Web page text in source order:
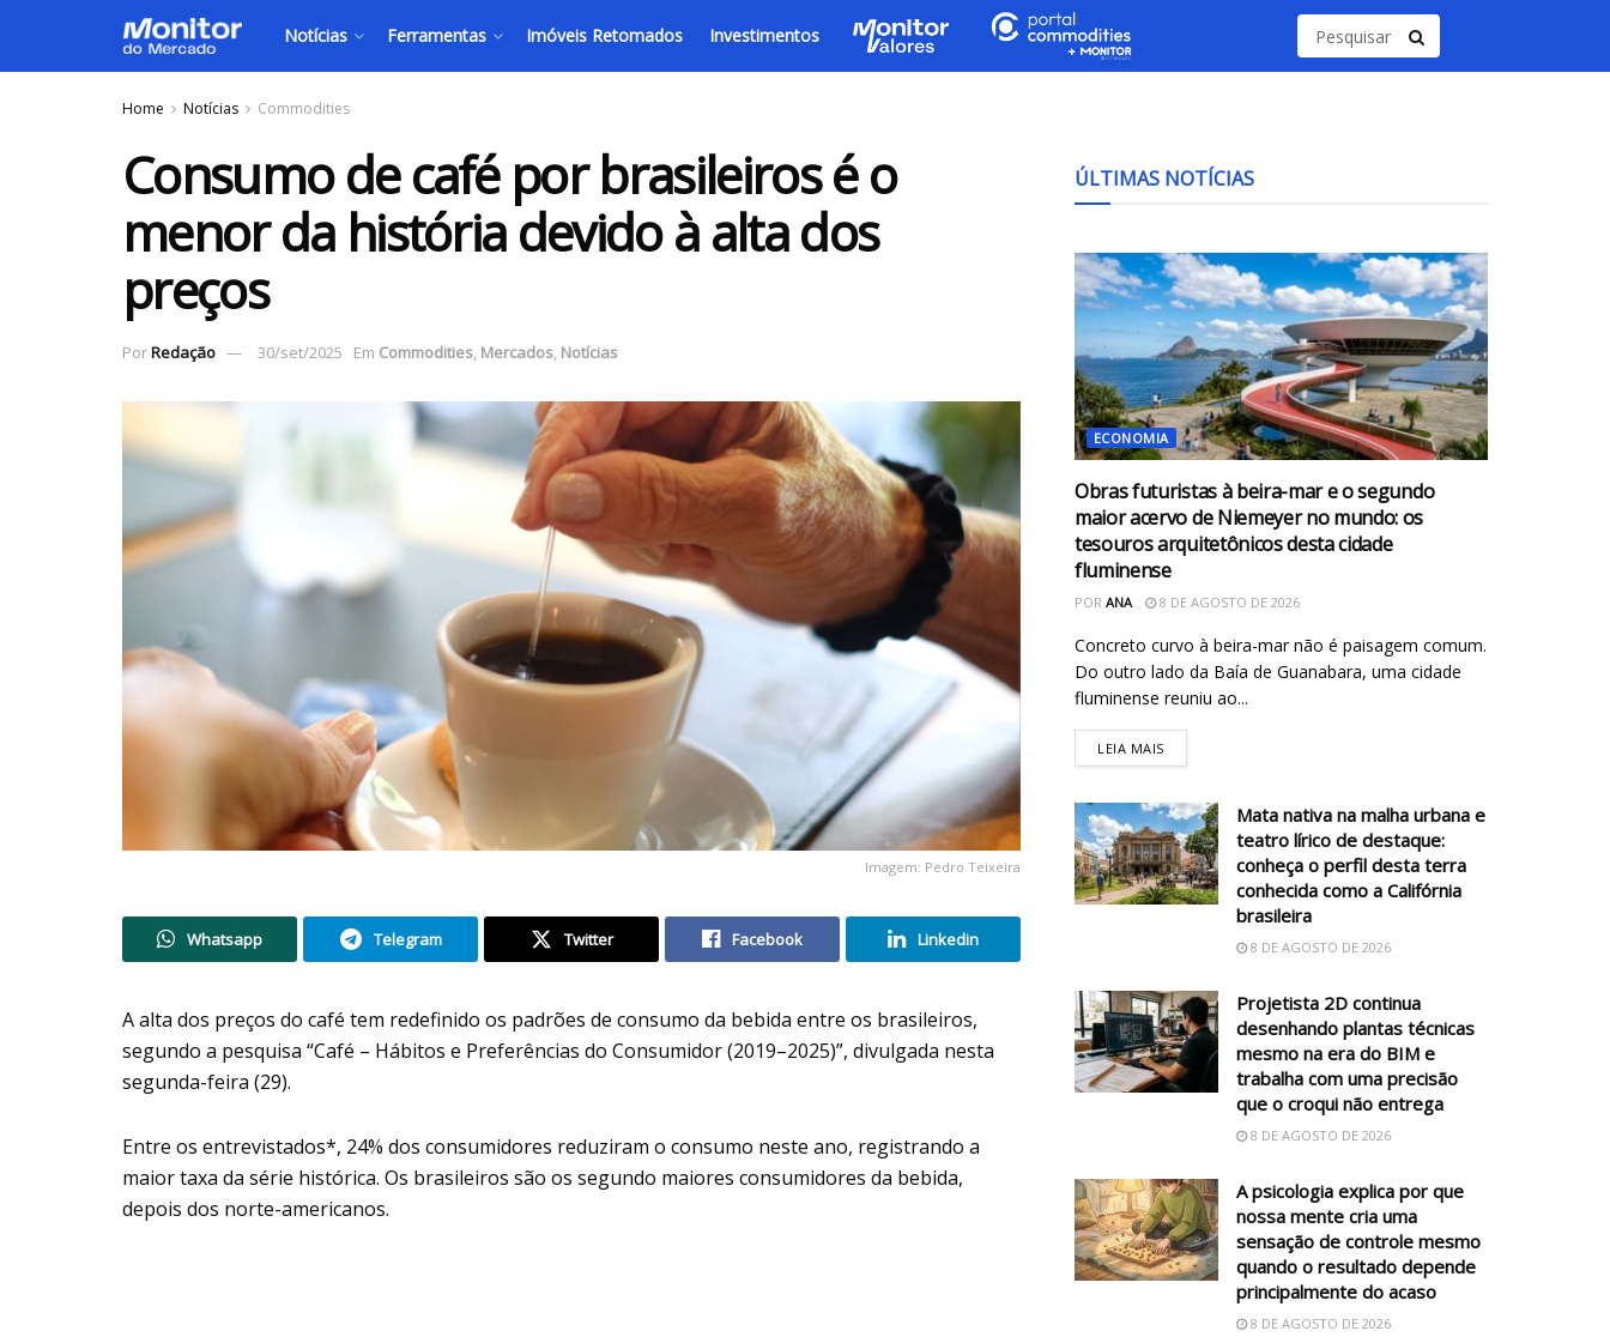
Notícias Ferramentas Imóveis Retomados Investimentos
Home Notícias Commodities
Consumo de café por brasileiros é o
menor da história devido à alta dos
preços
PorRedação 30/set/2025 Em Commodities, Mercados, Notícias
Imagem: Pedro Teixeira
Whatsapp Telegram Twitter Facebook Linkedin
A alta dos preços do café tem redefinido os padrões de consumo da bebida entre os brasileiros,
segundo a pesquisa “Café – Hábitos e Preferências do Consumidor (2019–2025)”, divulgada nesta
segunda-feira (29).
Entre os entrevistados*, 24% dos consumidores reduziram o consumo neste ano, registrando a
maior taxa da série histórica. Os brasileiros são os segundo maiores consumidores da bebida,
depois dos norte-americanos.
ÚLTIMAS NOTÍCIAS
ECONOMIA
Obras futuristas à beira-mar e o segundo
maior acervo de Niemeyer no mundo: os
tesouros arquitetônicos desta cidade
fluminense
POR ANA 8 DE AGOSTO DE 2026
Concreto curvo à beira-mar não é paisagem comum.
Do outro lado da Baía de Guanabara, uma cidade
fluminense reuniu ao...
LEIA MAIS
Mata nativa na malha urbana e
teatro lírico de destaque:
conheça o perfil desta terra
conhecida como a Califórnia
brasileira
8 DE AGOSTO DE 2026
Projetista 2D continua
desenhando plantas técnicas
mesmo na era do BIM e
trabalha com uma precisão
que o croqui não entrega
8 DE AGOSTO DE 2026
A psicologia explica por que
nossa mente cria uma
sensação de controle mesmo
quando o resultado depende
principalmente do acaso
8 DE AGOSTO DE 2026